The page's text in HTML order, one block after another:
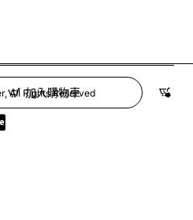
加入購物車
All Rights Reserved